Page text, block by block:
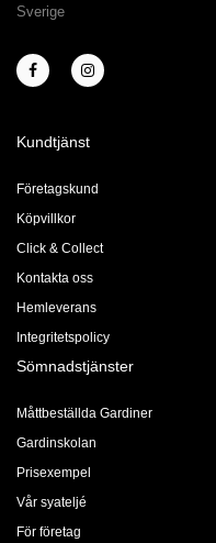
Sverige
Kundtjänst
Företagskund
Köpvillkor
Click & Collect
Kontakta oss
Hemleverans
Integritetspolicy
Sömnadstjänster
Måttbeställda Gardiner
Gardinskolan
Prisexempel
Vår syateljé
För företag